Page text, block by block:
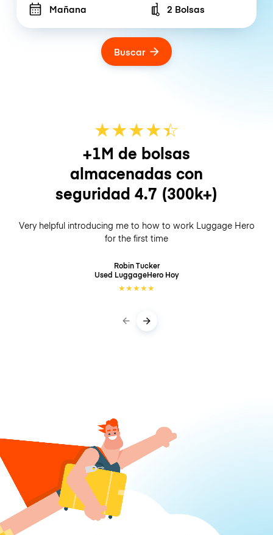
Mañana Number of bags
2 Bolsas
Buscar
★★★★☆
★
+1M de bolsas
almacenadas con
seguridad 4.7 (300k+)
Very helpful introducing me to how to work Luggage Hero
for the first time
Robin Tucker
Used LuggageHero Hoy
★★★★★